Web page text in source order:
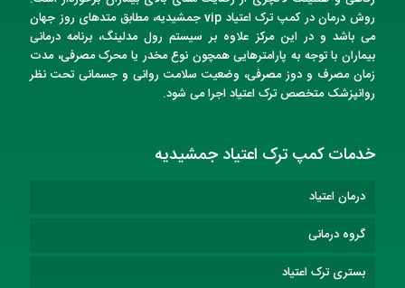
روش درمان درکمپ ترک اعتیاد vip جمشیدیه، مطابق متدهای روز جهان
می باشد و در این مرکز علاوه بر سیستم رول مدلینگ، برنامه درمانی
بیماران با توجه به پارامترهایی همچون نوع مخدر یا محرک مصرفی، مدت
زمان مصرف و دوز مصرفی، وضعیت سلامت روانی و جسمانی تحت نظر
روانپزشک متخصصترک اعتیاداجرا می شود.
خدمات کمپ ترک اعتیاد جمشیدیه
درمان اعتیاد
گروه درمانی
بستری ترک اعتیاد